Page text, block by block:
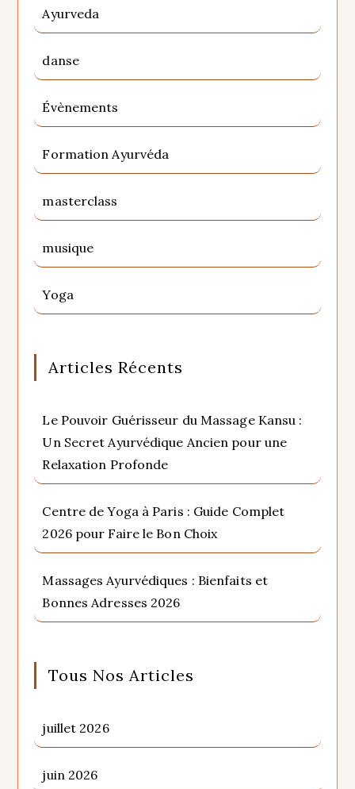
Ayurveda
danse
Évènements
Formation Ayurvéda
masterclass
musique
Yoga
Articles Récents
Le Pouvoir Guérisseur du Massage Kansu :
Un Secret Ayurvédique Ancien pour une
Relaxation Profonde
Centre de Yoga à Paris : Guide Complet
2026 pour Faire le Bon Choix
Massages Ayurvédiques : Bienfaits et
Bonnes Adresses 2026
Tous Nos Articles
juillet 2026
juin 2026